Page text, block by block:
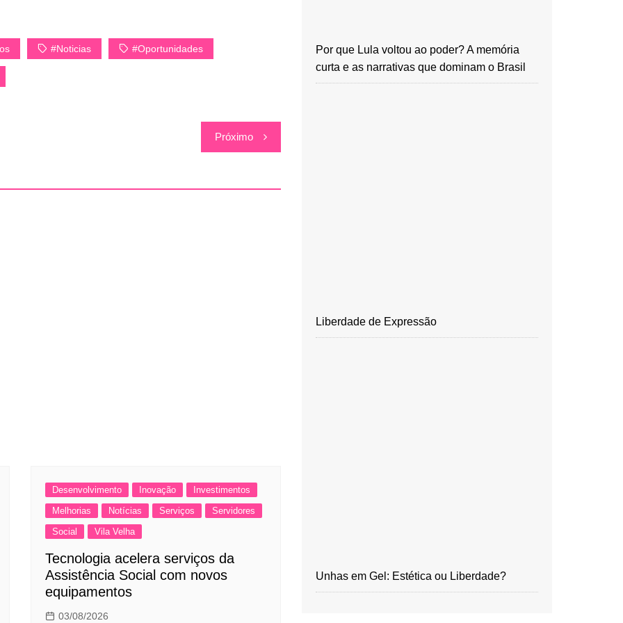
#Noticias #Oportunidades
Próximo
Desenvolvimento Inovação
Investimentos
Melhorias
Notícias Serviços
Servidores
Social
Vila Velha
Tecnologia acelera serviços da
Assistência Social com novos
equipamentos
03/08/2026
Por que Lula voltou ao poder? A memória
curta e as narrativas que dominam o Brasil
Liberdade de Expressão
Unhas em Gel: Estética ou Liberdade?